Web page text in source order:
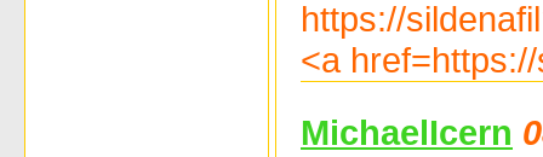
https://
<a
MichaelIcern